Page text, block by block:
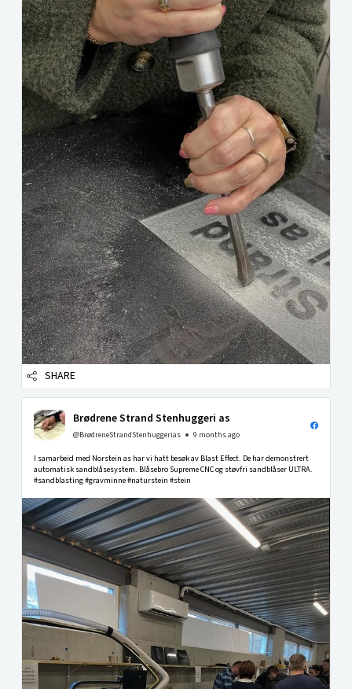
SHARE
Brødrene Strand Stenhuggeri as
@BrødreneStrandStenhuggerias 9 months ago
I samarbeid med Norstein as har vi hatt besøk av Blast Effect. De har demonstrert
automatisk sandblåsesystem. Blåsebro Supreme CNC og støvfri sandblåser ULTRA.
#sandblasting #gravminne #naturstein #stein